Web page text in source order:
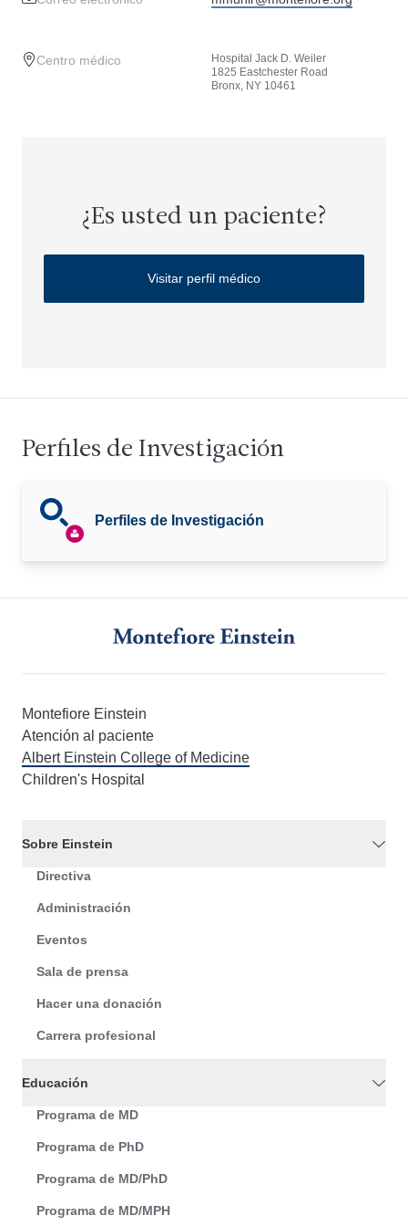
Centro médico
Hospital Jack D. Weiler
1825 Eastchester Road
Bronx, NY 10461
¿Es usted un paciente?
Visitar perfil médico
Perfiles de Investigación
Perfiles de Investigación
Montefiore Einstein
Atención al paciente
Albert Einstein College of Medicine
Children's Hospital
Sobre Einstein
Directiva
Administración
Eventos
Sala de prensa
Hacer una donación
Carrera profesional
Educación
Programa de MD
Programa de PhD
Programa de MD/PhD
Programa de MD/MPH